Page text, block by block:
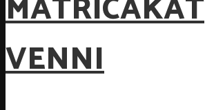
MATRICÁKAT
VENNI